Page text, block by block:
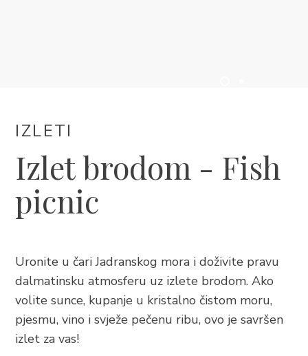
HR
BRELA
Trg Alojzija Stepinca 10, 21322 Brela
IZLETI
Izlet brodom - Fish
picnic
Uronite u čari Jadranskog mora i doživite pravu
dalmatinsku atmosferu uz izlete brodom. Ako
volite sunce, kupanje u kristalno čistom moru,
pjesmu, vino i svježe pečenu ribu, ovo je savršen
izlet za vas!